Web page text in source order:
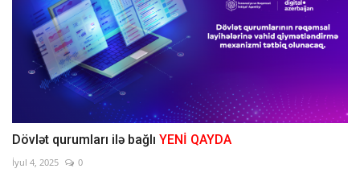
Dövlət qurumları ilə bağlı YENİ QAYDA
İyul 4, 2025 0